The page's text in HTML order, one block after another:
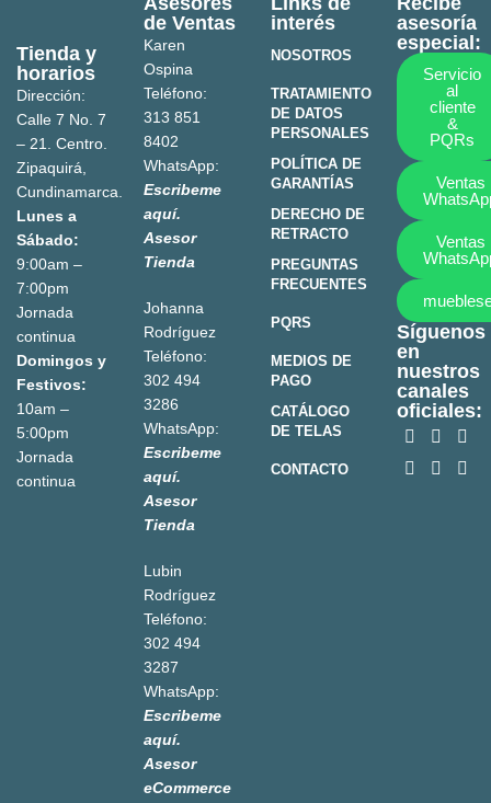
Tienda y
horarios
Dirección:
Calle 7 No. 7
– 21. Centro.
Zipaquirá,
Cundinamarca.
Lunes a
Sábado:
9:00am –
7:00pm
Jornada
continua
Domingos y
Festivos:
10am –
5:00pm
Jornada
continua
de Ventas
Karen
Ospina
Teléfono:
313 851
8402
WhatsApp:
Escribeme
aquí.
Asesor
Tienda
Johanna
Rodríguez
Teléfono:
302 494
3286
WhatsApp:
Escribeme
aquí.
Asesor
Tienda
Lubin
Rodríguez
Teléfono:
302 494
3287
WhatsApp:
Escribeme
aquí.
Asesor
eCommerce
interés
NOSOTROS
TRATAMIENTO
DE DATOS
PERSONALES
POLÍTICA DE
GARANTÍAS
DERECHO DE
RETRACTO
PREGUNTAS
FRECUENTES
PQRS
MEDIOS DE
PAGO
CATÁLOGO
DE TELAS
CONTACTO
asesoría
especial:
Servicio
al
cliente
&
PQRs
Ventas
Ventas
Síguenos
en
nuestros
canales
oficiales: